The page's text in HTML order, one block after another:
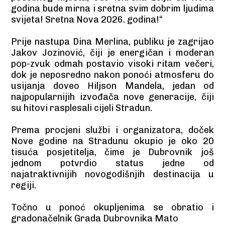
godina bude mirna i sretna svim dobrim ljudima
svijeta! Sretna Nova 2026. godina!“
Prije nastupa Dina Merlina, publiku je zagrijao
Jakov Jozinović, čiji je energičan i moderan
pop-zvuk odmah postavio visoki ritam večeri,
dok je neposredno nakon ponoći atmosferu do
usijanja doveo Hiljson Mandela, jedan od
najpopularnijih izvođača nove generacije, čiji
su hitovi rasplesali cijeli Stradun.
Prema procjeni službi i organizatora, doček
Nove godine na Stradunu okupio je oko 20
tisuća posjetitelja, čime je Dubrovnik još
jednom potvrdio status jedne od
najatraktivnijih novogodišnjih destinacija u
regiji.
Točno u ponoć okupljenima se obratio i
gradonačelnik Grada Dubrovnika Mato